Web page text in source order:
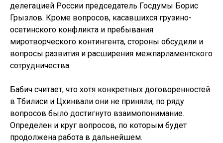
делегацией России председатель Госдумы Борис
Грызлов. Кроме вопросов, касавшихся грузино-
осетинского конфликта и пребывания
миротворческого контингента, стороны обсудили и
вопросы развития и расширения межпарламентского
сотрудничества.
Бабич считает, что хотя конкретных договоренностей
в Тбилиси и Цхинвали они не приняли, по ряду
вопросов было достигнуто взаимопонимание.
Определен и круг вопросов, по которым будет
продолжена работа в дальнейшем.